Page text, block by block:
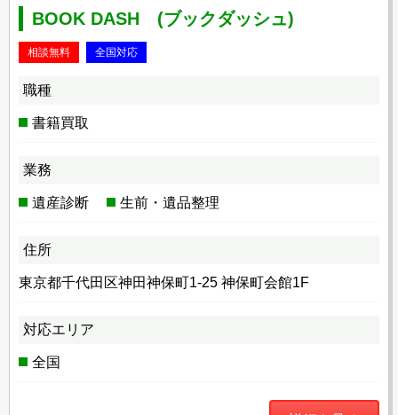
BOOK DASH (ブックダッシュ)
相談無料 全国対応
職種
書籍買取
業務
遺産診断 生前・遺品整理
住所
東京都千代田区神田神保町1-25 神保町会館1F
対応エリア
全国